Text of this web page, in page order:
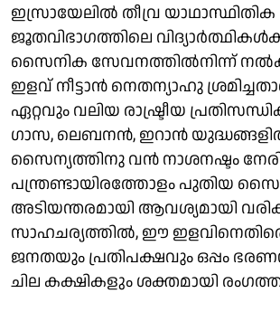
ഇസ്രായേലിൽ തീവ്ര യാഥാസ്ഥിതിക
ജൂതവിഭാഗത്തിലെ
സൈനിക സേവനത്തിൽനിന്ന്
ഇളവ് നീട്ടാൻ നെതന്യാഹു
ഏറ്റവും വലിയ രാഷ്ട്രീയ
ഗാസ, ലെബനൻ, ഇറാൻ
സൈന്യത്തിനു വൻ നാശനഷ്ടം
പന്ത്രണ്ടായിരത്തോളം പുതിയ
അടിയന്തരമായി ആവശ്യമായി
സാഹചര്യത്തിൽ, ഈ
ജനതയും പ്രതിപക്ഷവും ഒപ്പം
ചില കക്ഷികളും ശക്തമായി